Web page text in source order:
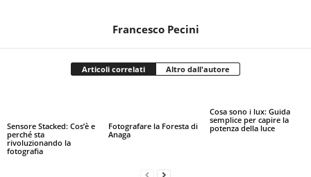
Francesco Pecini
Articoli correlati Altro dall'autore
Sensore Stacked: Cos’è e
perché sta
rivoluzionando la
fotografia
Fotografare la Foresta di
Anaga
Cosa sono i lux: Guida
semplice per capire la
potenza della luce